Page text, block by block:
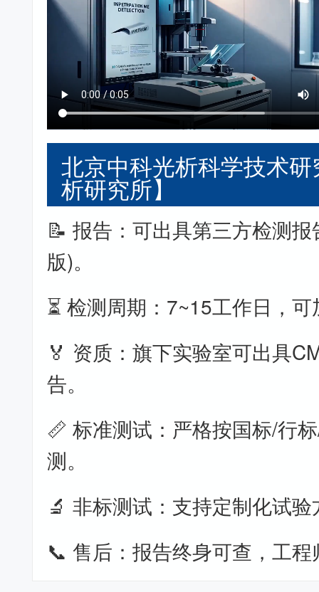
北京中科光析科学技术
析研究所】
📝 报告：可出具第三方检测
版)。
⏳ 检测周期：7~15工作日，
🏅 资质：旗下实验室可出具
告。
📏 标准测试：严格按国标/行
测。
🔬 非标测试：支持定制化试
📞 售后：报告终身可查，工